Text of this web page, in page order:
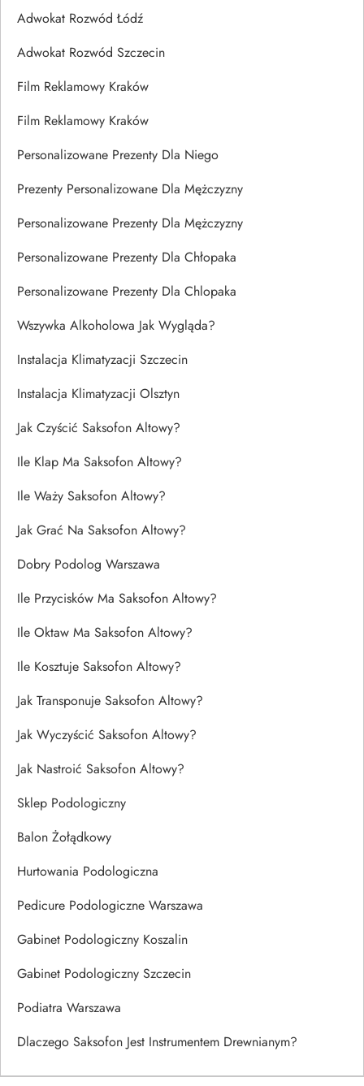
Adwokat Rozwód Łódź
Adwokat Rozwód Szczecin
Film Reklamowy Kraków
Film Reklamowy Kraków
Personalizowane Prezenty Dla Niego
Prezenty Personalizowane Dla Mężczyzny
Personalizowane Prezenty Dla Mężczyzny
Personalizowane Prezenty Dla Chłopaka
Personalizowane Prezenty Dla Chlopaka
Wszywka Alkoholowa Jak Wygląda?
Instalacja Klimatyzacji Szczecin
Instalacja Klimatyzacji Olsztyn
Jak Czyścić Saksofon Altowy?
Ile Klap Ma Saksofon Altowy?
Ile Waży Saksofon Altowy?
Jak Grać Na Saksofon Altowy?
Dobry Podolog Warszawa
Ile Przycisków Ma Saksofon Altowy?
Ile Oktaw Ma Saksofon Altowy?
Ile Kosztuje Saksofon Altowy?
Jak Transponuje Saksofon Altowy?
Jak Wyczyścić Saksofon Altowy?
Jak Nastroić Saksofon Altowy?
Sklep Podologiczny
Balon Żołądkowy
Hurtowania Podologiczna
Pedicure Podologiczne Warszawa
Gabinet Podologiczny Koszalin
Gabinet Podologiczny Szczecin
Podiatra Warszawa
Dlaczego Saksofon Jest Instrumentem Drewnianym?